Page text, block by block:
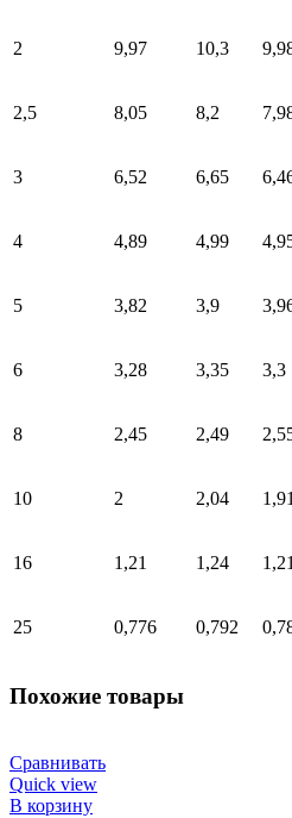
2 9,97 10,3
2,5 8,05 8,2
3 6,52 6,65
4 4,89 4,99
5 3,82 3,9
6 3,28 3,35 3,3
8 2,45 2,49
10 2 2,04 1,91
16 1,21 1,24 1,21
25 0,776 0,792
Похожие товары
Сравнивать
Quick view
В корзину